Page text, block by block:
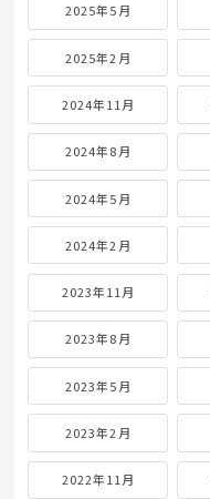
2025年5月
2025年2月
2024年11月
2024年8月
2024年5月
2024年2月
2023年11月
2023年8月
2023年5月
2023年2月
2022年11月